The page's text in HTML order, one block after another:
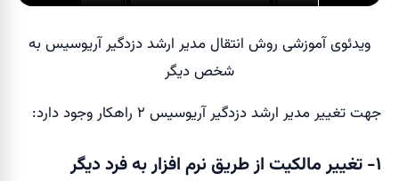
ویدئوی آموزشی روش انتقال مدیر ارشد دزدگیر آریوسیس به
شخص دیگر
جهت تغییر مدیر ارشد دزدگیر آریوسیس ۲ راهکار وجود دارد:
۱- تغییر مالکیت از طریق نرم افزار به فرد دیگر